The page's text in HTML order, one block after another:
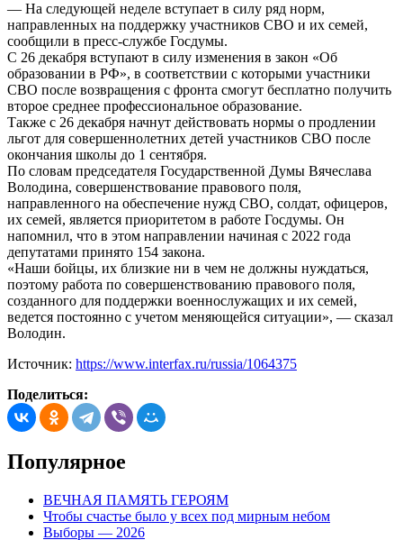
— На следующей неделе вступает в силу ряд норм,
направленных на поддержку участников СВО и их семей,
сообщили в пресс-службе Госдумы.
С 26 декабря вступают в силу изменения в закон «Об
образовании в РФ», в соответствии с которыми участники
СВО после возвращения с фронта смогут бесплатно получить
второе среднее профессиональное образование.
Также с 26 декабря начнут действовать нормы о продлении
льгот для совершеннолетних детей участников СВО после
окончания школы до 1 сентября.
По словам председателя Государственной Думы Вячеслава
Володина, совершенствование правового поля,
направленного на обеспечение нужд СВО, солдат, офицеров,
их семей, является приоритетом в работе Госдумы. Он
напомнил, что в этом направлении начиная с 2022 года
депутатами принято 154 закона.
«Наши бойцы, их близкие ни в чем не должны нуждаться,
поэтому работа по совершенствованию правового поля,
созданного для поддержки военнослужащих и их семей,
ведется постоянно с учетом меняющейся ситуации», — сказал
Володин.
Источник: https://www.interfax.ru/russia/1064375
Поделиться:
Популярное
ВЕЧНАЯ ПАМЯТЬ ГЕРОЯМ
Чтобы счастье было у всех под мирным небом
Выборы — 2026